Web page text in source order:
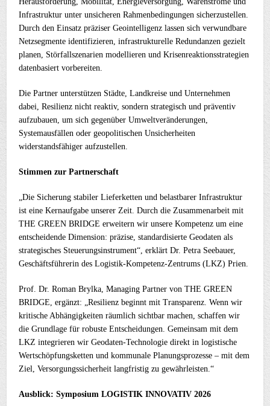
Infrastruktur unter unsicheren Rahmenbedingungen sicherzustellen.
Durch den Einsatz präziser Geointelligenz lassen sich verwundbare
Netzsegmente identifizieren, infrastrukturelle Redundanzen gezielt
planen, Störfallszenarien modellieren und Krisenreaktionsstrategien
datenbasiert vorbereiten.
Die Partner unterstützen Städte, Landkreise und Unternehmen
dabei, Resilienz nicht reaktiv, sondern strategisch und präventiv
aufzubauen, um sich gegenüber Umweltveränderungen,
Systemausfällen oder geopolitischen Unsicherheiten
widerstandsfähiger aufzustellen.
Stimmen zur Partnerschaft
„Die Sicherung stabiler Lieferketten und belastbarer Infrastruktur
ist eine Kernaufgabe unserer Zeit. Durch die Zusammenarbeit mit
THE GREEN BRIDGE erweitern wir unsere Kompetenz um eine
entscheidende Dimension: präzise, standardisierte Geodaten als
strategisches Steuerungsinstrument“, erklärt Dr. Petra Seebauer,
Geschäftsführerin des Logistik-Kompetenz-Zentrums (LKZ) Prien.
Prof. Dr. Roman Brylka, Managing Partner von THE GREEN
BRIDGE, ergänzt: „Resilienz beginnt mit Transparenz. Wenn wir
kritische Abhängigkeiten räumlich sichtbar machen, schaffen wir
die Grundlage für robuste Entscheidungen. Gemeinsam mit dem
LKZ integrieren wir Geodaten-Technologie direkt in logistische
Wertschöpfungsketten und kommunale Planungsprozesse – mit dem
Ziel, Versorgungssicherheit langfristig zu gewährleisten.“
Ausblick: Symposium LOGISTIK INNOVATIV 2026